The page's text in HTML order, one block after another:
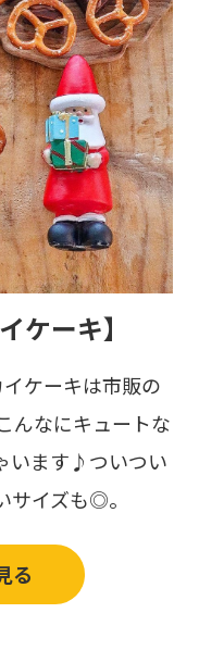
ケーキ】
ケーキは市販の
んなにキュートな
います♪ついつい
サイズも◎。
る